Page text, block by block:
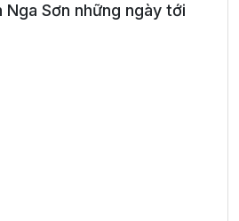
Nga Sơn những ngày tới